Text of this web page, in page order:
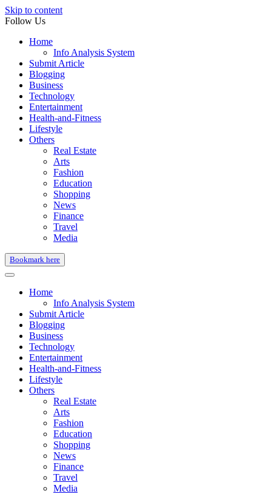
Skip to content
Follow Us
Home
Info Analysis System
Submit Article
Blogging
Business
Technology
Entertainment
Health-and-Fitness
Lifestyle
Others
Real Estate
Arts
Fashion
Education
Shopping
News
Finance
Travel
Media
Bookmark here
Home
Info Analysis System
Submit Article
Blogging
Business
Technology
Entertainment
Health-and-Fitness
Lifestyle
Others
Real Estate
Arts
Fashion
Education
Shopping
News
Finance
Travel
Media